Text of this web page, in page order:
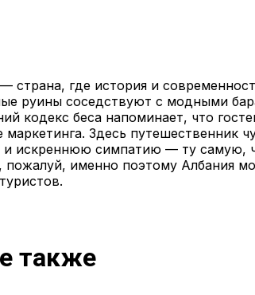
страна, где история и
руины соседствуют с модными
кодекс беса напоминает, что
маркетинга. Здесь путешественник
и искреннюю симпатию — ту самую,
пожалуй, именно поэтому Албания
также